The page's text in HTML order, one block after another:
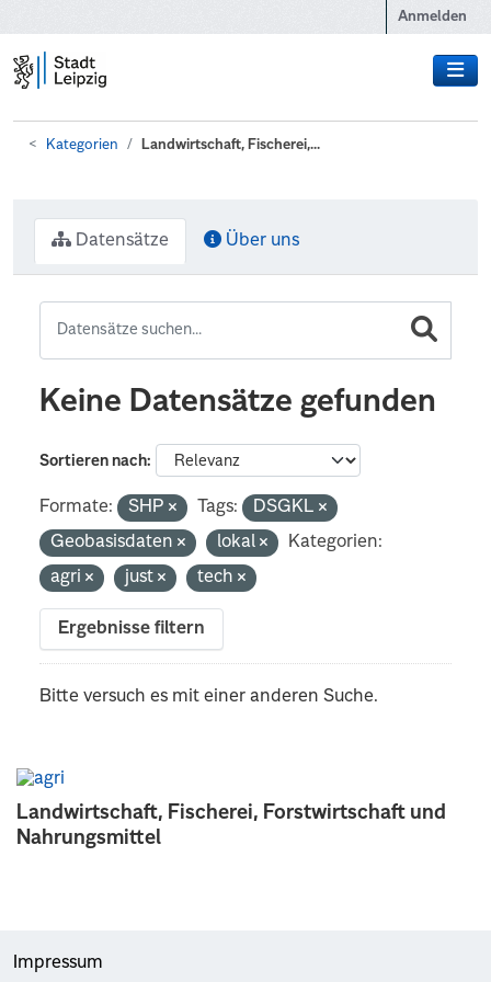
Anmelden
Kategorien Landwirtschaft, Fischerei,...
Landwirtschaft, Fischerei, Forstwirtschaft und
Nahrungsmittel
Datensätze Über uns
Keine Datensätze gefunden
Sortieren nach
Formate: SHP Tags:
DSGKL
Geobasisdaten
lokal
Kategorien:
agri
just tech
Ergebnisse filtern
Bitte versuch es mit einer anderen Suche.
Impressum